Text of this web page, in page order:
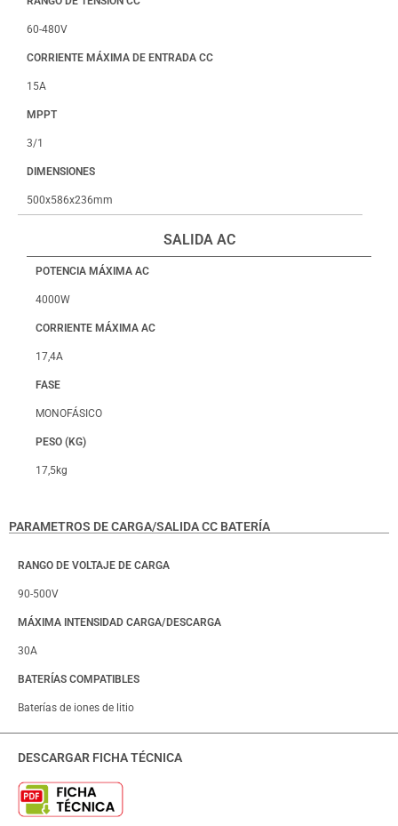
60-480V
CORRIENTE MÁXIMA DE ENTRADA CC
15A
MPPT
3/1
DIMENSIONES
500x586x236mm
SALIDA AC
POTENCIA MÁXIMA AC
4000W
CORRIENTE MÁXIMA AC
17,4A
FASE
MONOFÁSICO
PESO (KG)
17,5kg
PARAMETROS DE CARGA/SALIDA CC BATERÍA
RANGO DE VOLTAJE DE CARGA
90-500V
MÁXIMA INTENSIDAD CARGA/DESCARGA
30A
BATERÍAS COMPATIBLES
Baterías de iones de litio
DESCARGAR FICHA TÉCNICA